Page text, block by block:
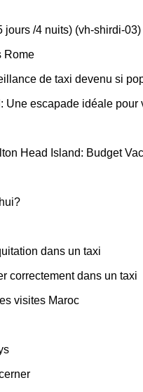
jours /4 nuits) (vh-shirdi-03)
Rome
de taxi devenu si
Une escapade idéale pour
Head Island: Budget
dans un taxi
correctement dans un taxi
visites Maroc